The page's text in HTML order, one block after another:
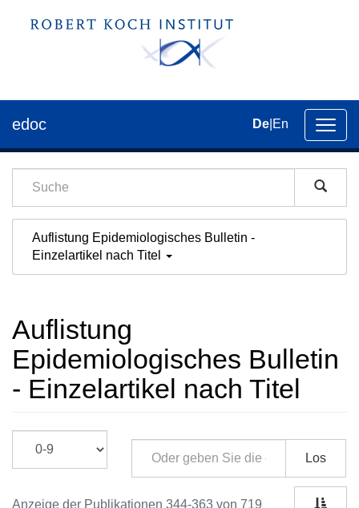
der
edoc De En
Auflistung Epidemiologisches Bulletin -
Einzelartikel nach Titel
Auflistung
Epidemiologisches Bulletin
- Einzelartikel nach Titel
Los
Anzeige der Publikationen 344-363 von 719